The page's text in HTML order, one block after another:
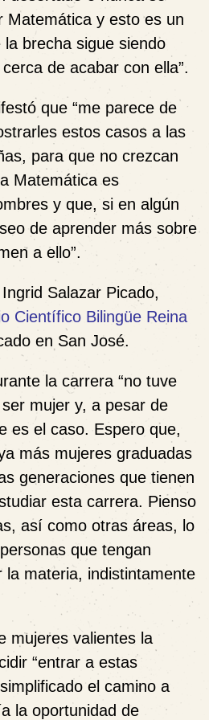
Matemática y esto es un
brecha sigue siendo
de acabar con ella”.
que “me parece de
estos casos a las
para que no crezcan
Matemática es
y que, si en algún
de aprender más sobre
a ello”.
Salazar Picado,
Científico Bilingüe Reina
en San José.
la carrera “no tuve
mujer y, a pesar de
es el caso. Espero que,
más mujeres graduadas
generaciones que tienen
esta carrera. Pienso
así como otras áreas, lo
que tengan
la materia, indistintamente
mujeres valientes la
“entrar a estas
el camino a
la oportunidad de